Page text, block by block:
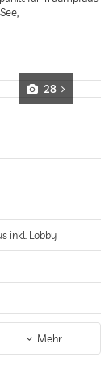
28
inkl. Lobby
Mehr